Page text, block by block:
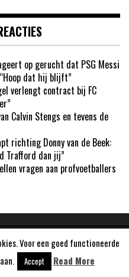
op gerucht dat PSG Messi
dat hij blijft”
verlengt contract bij FC
Calvin Stengs en tevens de
richting Donny van de Beek:
Trafford dan jij”
vragen aan profvoetballers
WordPress
Voor een goed functioneerde
Accept Read More